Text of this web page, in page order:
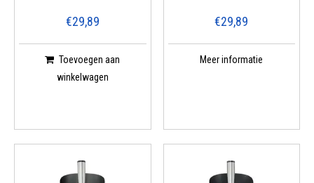
€29,89
Toevoegen aan
winkelwagen
€29,89
Meer informatie